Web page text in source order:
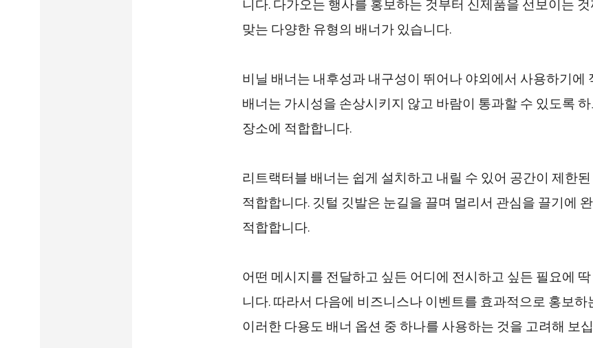
니다. 다가오는 행사를 홍보하는 것부터 신제품을 선보이는
맞는 다양한 유형의 배너가 있습니다.
비닐 배너는 내후성과 내구성이 뛰어나 야외에서 사용하기에
배너는 가시성을 손상시키지 않고 바람이 통과할 수 있도록
장소에 적합합니다.
리트랙터블 배너는 쉽게 설치하고 내릴 수 있어 공간이 제한
적합합니다. 깃털 깃발은 눈길을 끌며 멀리서 관심을 끌기에
적합합니다.
어떤 메시지를 전달하고 싶든 어디에 전시하고 싶든 필요에
니다. 따라서 다음에 비즈니스나 이벤트를 효과적으로 홍보
이러한 다용도 배너 옵션 중 하나를 사용하는 것을 고려해 보